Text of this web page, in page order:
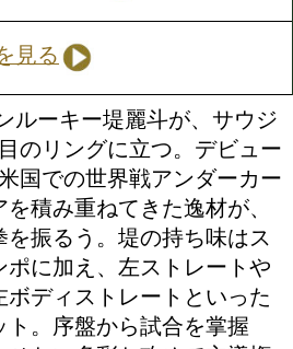
ボディを軸とした攻
スポーだ。勝利すれ
実味を帯びる、大き
対するガルシアは22戦
ポの良さとスピードを
ポー。もともとはオ
定されていただけに
構図となったことで
ポイントとなりそう
Sフェザー級8回戦